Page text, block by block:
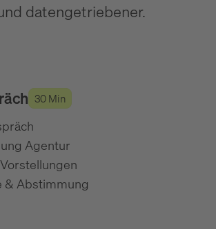
datengetriebener.
30 Min
Agentur
& Abstimmung